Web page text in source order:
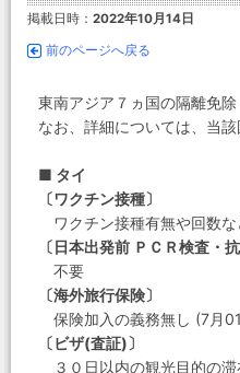
掲載日時： 2022年10月14日
前のページへ戻る
東南アジア７ヵ国の隔離免
なお、詳細については、当
■ タイ
〔ワクチン接種〕
ワクチン接種有無や回数
〔日本出発前 ＰＣＲ検査・抗
不要
〔海外旅行保険〕
保険加入の義務無し (7月
〔ビザ(査証)〕
３０日以内の観光目的の滞